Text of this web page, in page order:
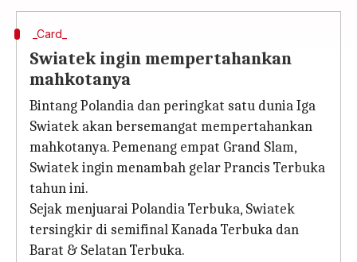
_Card_
Swiatek ingin mempertahankan
mahkotanya
Bintang Polandia dan peringkat satu dunia Iga
Swiatek akan bersemangat mempertahankan
mahkotanya. Pemenang empat Grand Slam,
Swiatek ingin menambah gelar Prancis Terbuka
tahun ini.
Sejak menjuarai Polandia Terbuka, Swiatek
tersingkir di semifinal Kanada Terbuka dan
Barat & Selatan Terbuka.